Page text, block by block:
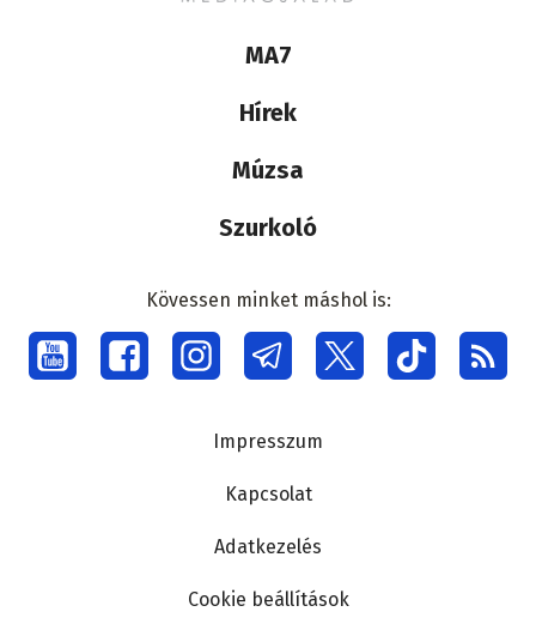
Lábléc
médiacsalád
MA7
Hírek
Múzsa
Szurkoló
Social
menu
Kövessen minket máshol is:
Impresszum
Kapcsolat
Adatkezelés
Cookie beállítások